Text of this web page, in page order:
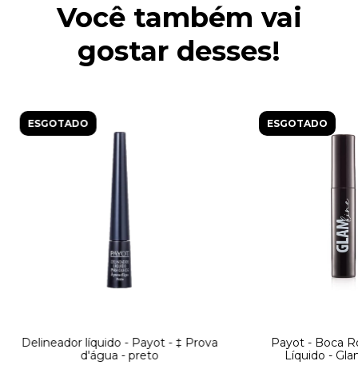
Você também vai
gostar desses!
ESGOTADO
Delineador líquido - Payot - ‡ Prova
d'água - preto
ESGOTADO
Payot - Boca
Líquido -